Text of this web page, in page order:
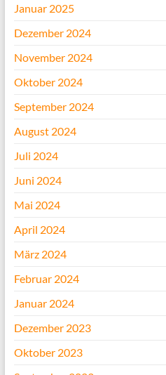
Januar 2025
Dezember 2024
November 2024
Oktober 2024
September 2024
August 2024
Juli 2024
Juni 2024
Mai 2024
April 2024
März 2024
Februar 2024
Januar 2024
Dezember 2023
Oktober 2023